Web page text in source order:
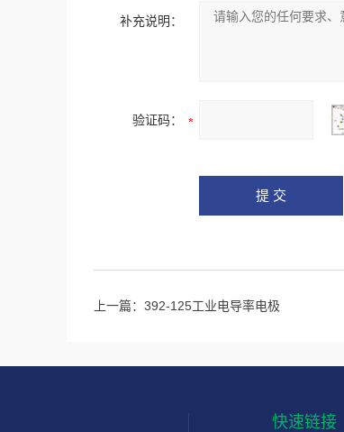
补充说明：
验证码：
上一篇： 392-125工业电导率电极
快速链接